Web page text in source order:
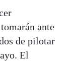
ante
de pilotar
El